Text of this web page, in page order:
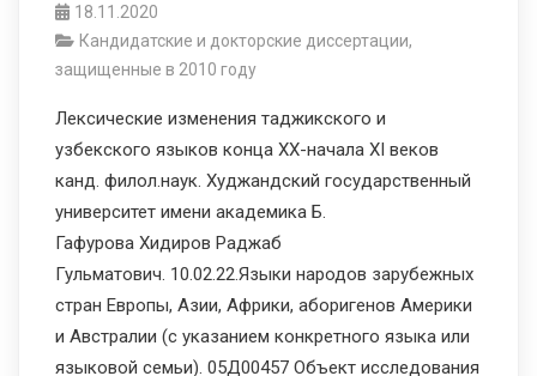
18.11.2020
Кандидатские и докторские диссертации,
защищенные в 2010 году
Лексические изменения таджикского и
узбекского языков конца XX-начала XI веков
канд. филол.наук. Худжандский государственный
университет имени академика Б.
Гафурова Хидиров Раджаб
Гульматович. 10.02.22.Языки народов зарубежных
стран Европы, Азии, Африки, аборигенов Америки
и Австралии (с указанием конкретного языка или
языковой семьи). 05Д00457 Объект исследования